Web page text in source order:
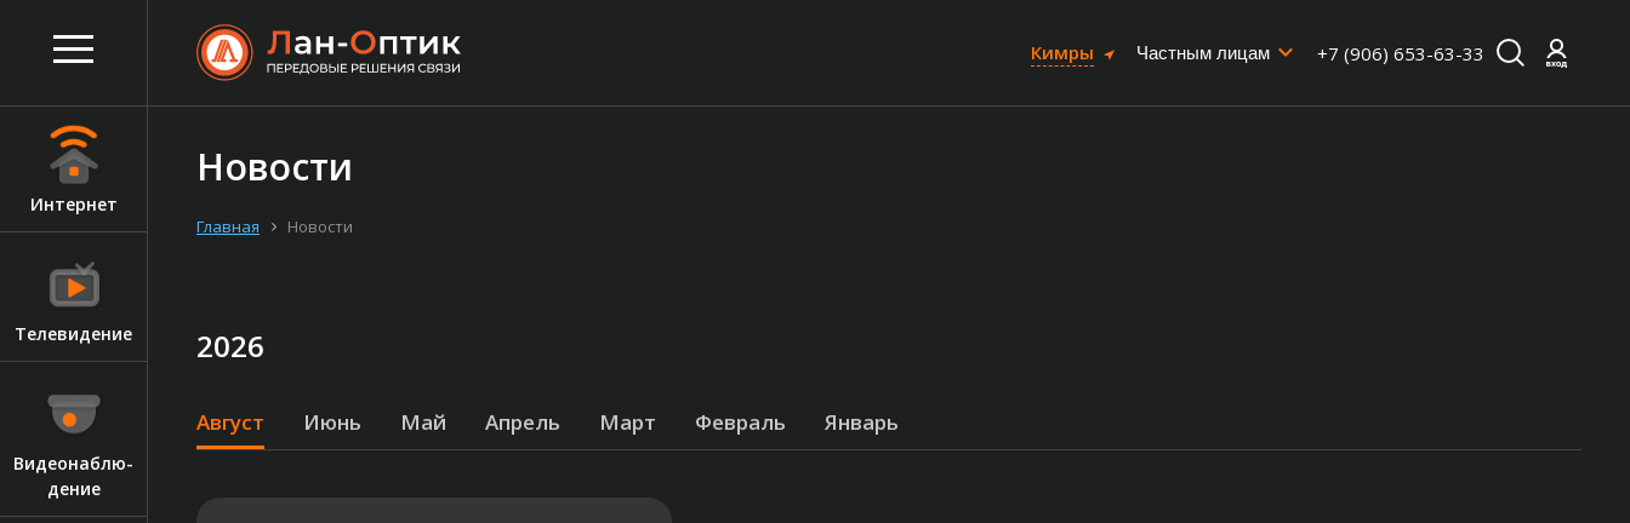
Ин­тернет
Те­леви­дение
Ви­де­онаб­лю­
дение
Кимры Частным лицам +7 (906) 653-63-33
Новости
Главная Новости
2026
Август Июнь Май Апрель Март Февраль Январь